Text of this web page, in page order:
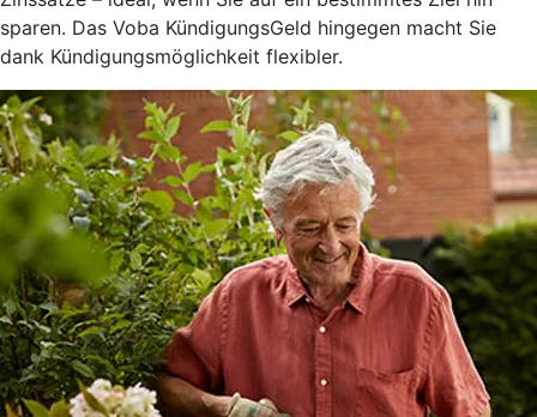
sparen. Das Voba KündigungsGeld hingegen macht Sie
dank Kündigungsmöglichkeit flexibler.